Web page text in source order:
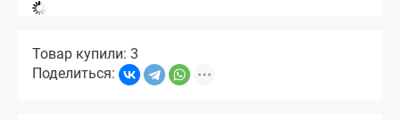
Товар купили: 3
Поделиться: